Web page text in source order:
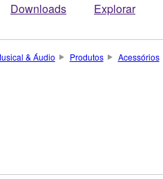
Downloads Explorar
& Áudio Produtos Acessórios